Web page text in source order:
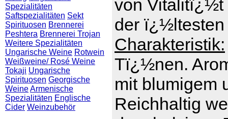
Spezialitäten
Saftspezialitäten Sekt
Spirituosen Brennerei
Peshtera Brennerei Trojan
Weitere Spezialitäten
Ungarische Weine Rotwein
Weißweine/ Rosé Weine
Tokaji Ungarische
Spirituosen Georgische
WeineArmenische
Spezialitäten Englische
Cider Weinzubehör
von Vitalitï¿½t
der ï¿½ltesten
Charakteristik:
Tï¿½nen.
mit blumigem
Reichhaltig